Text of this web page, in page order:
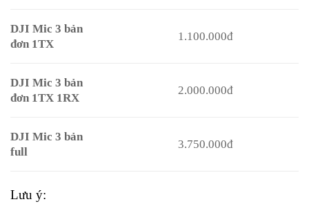
DJI Mic 3 bản
đơn 1TX
1.100.000đ
DJI Mic 3 bản
đơn 1TX 1RX
2.000.000đ
DJI Mic 3 bản
full
3.750.000đ
Lưu ý: